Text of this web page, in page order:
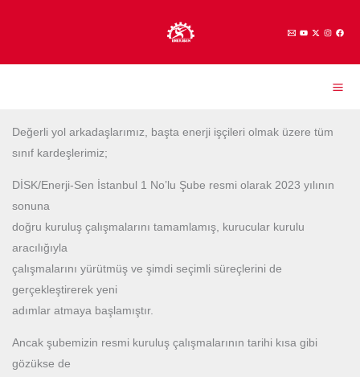
Değerli yol arkadaşlarımız, başta enerji işçileri olmak üzere tüm
sınıf kardeşlerimiz;
DİSK/Enerji-Sen İstanbul 1 No’lu Şube resmi olarak 2023 yılının
sonuna
doğru kuruluş çalışmalarını tamamlamış, kurucular kurulu
aracılığıyla
çalışmalarını yürütmüş ve şimdi seçimli süreçlerini de
gerçekleştirerek yeni
adımlar atmaya başlamıştır.
Ancak şubemizin resmi kuruluş çalışmalarının tarihi kısa gibi
gözükse de